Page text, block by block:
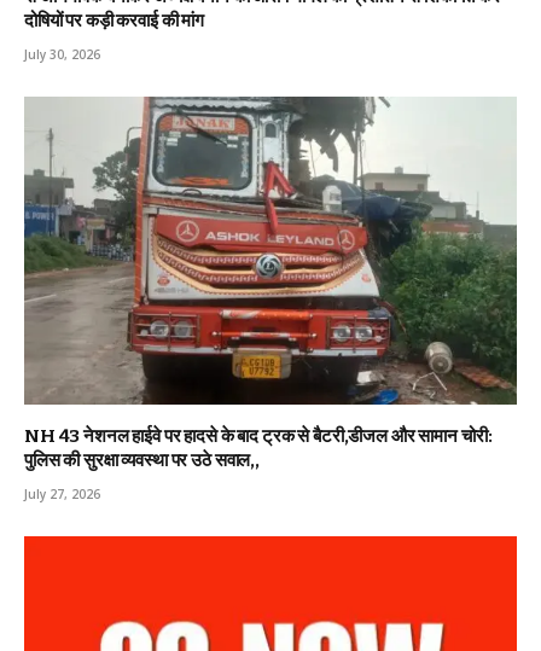
दोषियों पर कड़ी करवाई की मांग
July 30, 2026
NH 43 नेशनल हाईवे पर हादसे के बाद ट्रक से बैटरी,डीजल और सामान चोरी:
पुलिस की सुरक्षा व्यवस्था पर उठे सवाल,,
July 27, 2026